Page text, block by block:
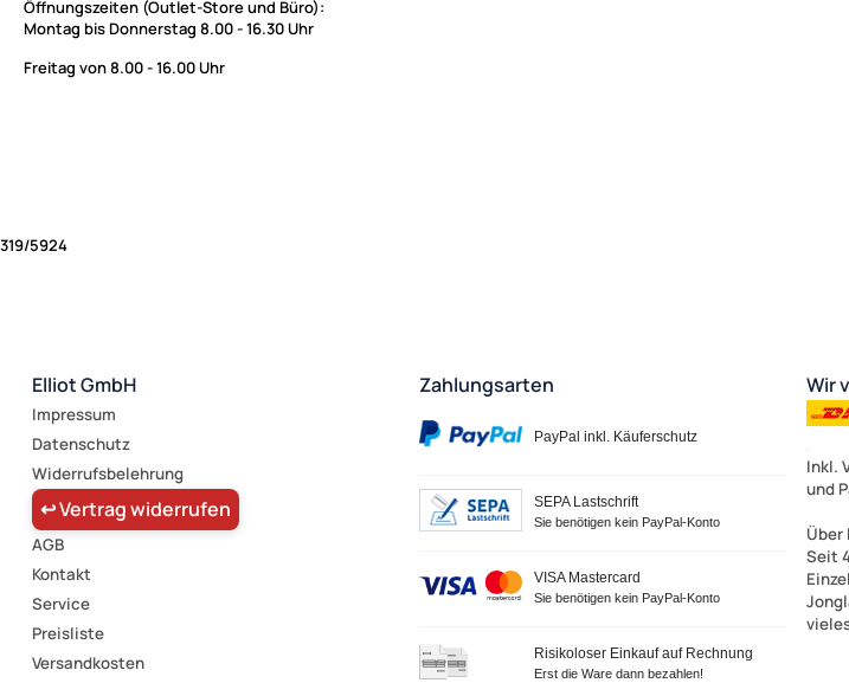
Öffnungszeiten (Outlet-Store und Büro):
Montag bis Donnerstag 8.00 - 16.30 Uhr
Freitag von 8.00 - 16.00 Uhr
319/5924
Elliot GmbH
Impressum
Datenschutz
Widerrufsbelehrung
↩ Vertrag widerrufen
AGB
Kontakt
Service
Preisliste
Versandkosten
Zahlungsarten
PayPal inkl. Käuferschutz
SEPA Lastschrift
Sie benötigen kein PayPal-Konto
VISA Mastercard
Sie benötigen kein PayPal-Konto
Risikoloser Einkauf auf Rechnung
Erst die Ware dann bezahlen!
Wir
Inkl.
und
Über
Seit